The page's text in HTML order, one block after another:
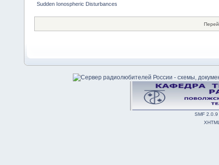
Sudden Ionospheric Disturbances
SMF 2.0.9